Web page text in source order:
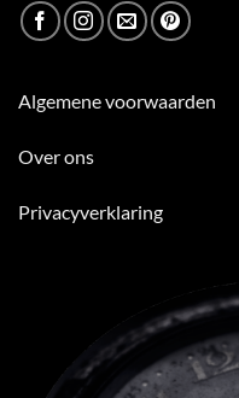
Algemene voorwaarden
Over ons
Privacyverklaring